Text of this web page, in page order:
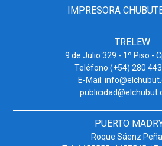
IMPRESORA
TRELEW
9 de Julio 329 - 1º Piso -
Teléfono (+54) 280
E-Mail:
PUERTO
Roque Sáenz